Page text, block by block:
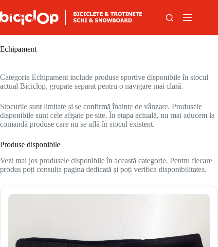
Echipament
Categoria Echipament include produse sportive disponibile în stocul
actual Biciclop, grupate separat pentru o navigare mai clară.
Stocurile sunt limitate și se confirmă înainte de vânzare. Produsele
disponibile sunt cele afișate pe site. În etapa actuală, nu mai aducem la
comandă produse care nu se află în stocul existent.
Produse disponibile
Vezi mai jos produsele disponibile în această categorie. Pentru fiecare
produs poți consulta pagina dedicată și poți verifica disponibilitatea.